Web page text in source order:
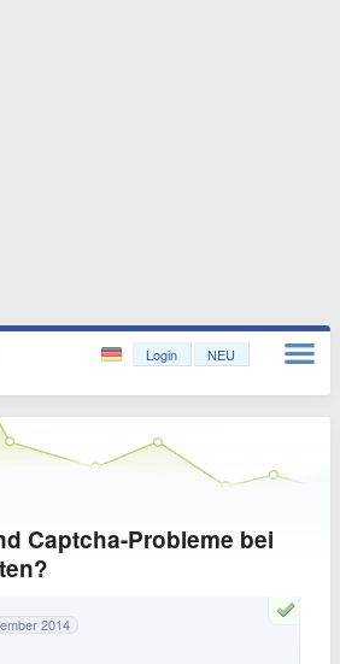
Login NEU
Captcha-Probleme bei
2014